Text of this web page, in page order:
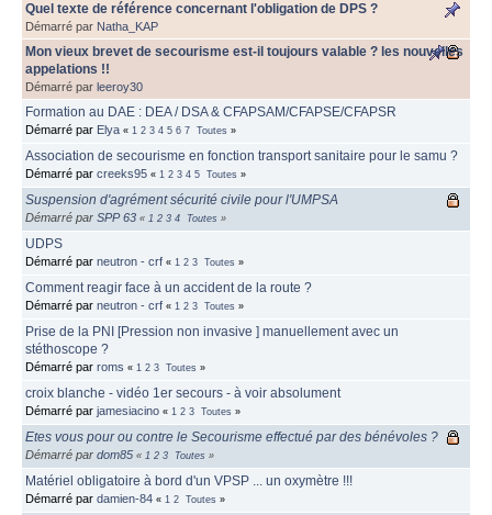
Quel texte de référence concernant l'obligation de DPS ?
Démarré par Natha_KAP
Mon vieux brevet de secourisme est-il toujours valable ? les nouvelles
appelations !!
Démarré par leeroy30
Formation au DAE : DEA / DSA & CFAPSAM/CFAPSE/CFAPSR
Démarré par Elya « 1 2 3 4 5 6 7 Toutes »
Association de secourisme en fonction transport sanitaire pour le samu ?
Démarré par creeks95 « 1 2 3 4 5 Toutes »
Suspension d'agrément sécurité civile pour l'UMPSA
Démarré par SPP 63 « 1 2 3 4 Toutes »
UDPS
Démarré par neutron - crf « 1 2 3 Toutes »
Comment reagir face à un accident de la route ?
Démarré par neutron - crf « 1 2 3 Toutes »
Prise de la PNI [Pression non invasive ] manuellement avec un
stéthoscope ?
Démarré par roms « 1 2 3 Toutes »
croix blanche - vidéo 1er secours - à voir absolument
Démarré par jamesiacino « 1 2 3 Toutes »
Etes vous pour ou contre le Secourisme effectué par des bénévoles ?
Démarré par dom85 « 1 2 3 Toutes »
Matériel obligatoire à bord d'un VPSP ... un oxymètre !!!
Démarré par damien-84 « 1 2 Toutes »